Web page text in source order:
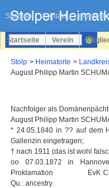
Sitemap Kontakt
überspringen
Startseite Verein
Login
Stolp Heimatorte
August Philipp Martin
Nachfolger als
August Philipp Martin
* 24.05.1840 in ?? auf dem
Gallenzin eingetragen;
† nach 1911 (das ist wohl
oo 07.03.1872 in
Proklamation EvK
Qu.: ancestry